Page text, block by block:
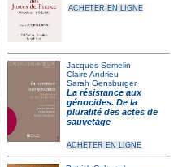
ACHETER EN LIGNE
Jacques Semelin
Claire Andrieu
Sarah Gensburger
La résistance aux
génocides. De la
pluralité des actes de
sauvetage
ACHETER EN LIGNE